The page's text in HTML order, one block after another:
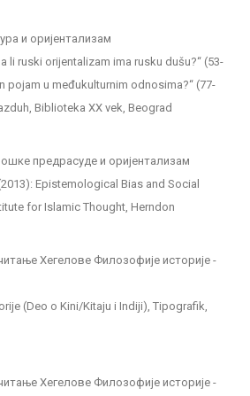
и оријентализам
li ruski orijentalizam ima rusku dušu?“ (53-
pojam u međukulturnim odnosima?“ (77-
Biblioteka XX vek, Beograd
предрасуде и оријентализам
Epistemological Bias and Social
for Islamic Thought, Herndon
Хегелове Филозофије историје -
(Deo o Kini/Kitaju i Indiji), Tipografik,
Хегелове Филозофије историје -